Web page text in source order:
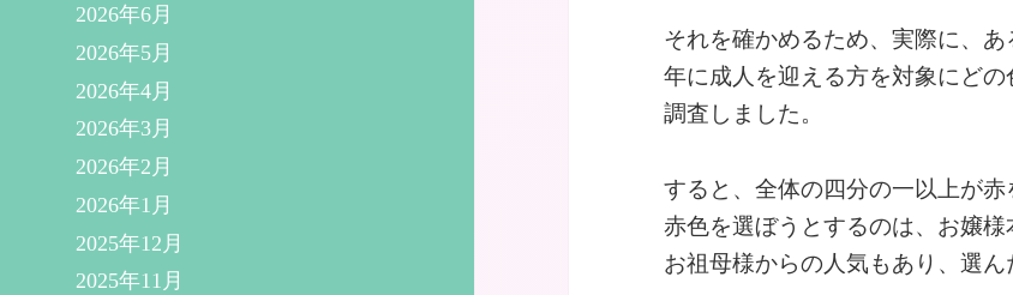
2026年6月
2026年5月
2026年4月
2026年3月
2026年2月
2026年1月
2025年12月
2025年11月
それを確かめるため、実際に、
年に成人を迎える方を対象にど
調査しました。
すると、全体の四分の一以上が赤
赤色を選ぼうとするのは、お嬢
お祖母様からの人気もあり、選ん